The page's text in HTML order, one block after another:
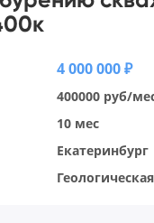
4 000 000 ₽
400000 руб/
10 мес
Екатеринбург
Геологическая